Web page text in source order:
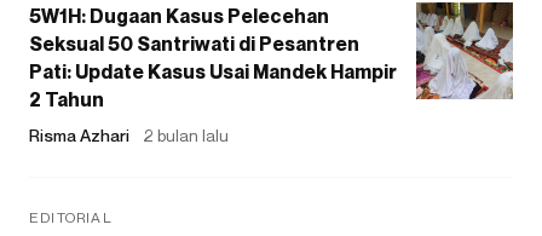
5W1H: Dugaan Kasus Pelecehan
Seksual 50 Santriwati di Pesantren
Pati: Update Kasus Usai Mandek Hampir
2 Tahun
Risma Azhari 2 bulan lalu
EDITORIAL